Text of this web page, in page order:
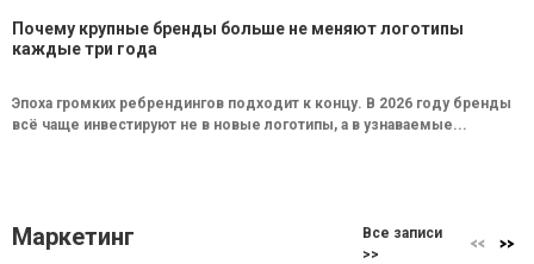
Почему крупные бренды больше не меняют логотипы
каждые три года
Эпоха громких ребрендингов подходит к концу. В 2026 году бренды
всё чаще инвестируют не в новые логотипы, а в узнаваемые...
Маркетинг
Все записи
>>